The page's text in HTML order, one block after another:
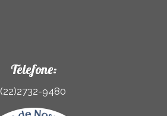
Telefone:
(22)2732-9480